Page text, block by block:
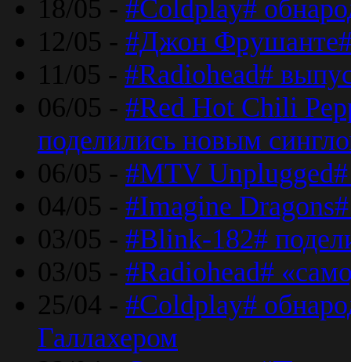
18/05 - #Coldplay#
12/05 - #Джон
11/05 - #Radiohead#
06/05 - #Red Hot Chili
поделились новым
06/05 - #MTV Unplugged#
04/05 - #Imagine
03/05 - #Blink-182#
03/05 - #Radiohead#
25/04 - #Coldplay#
Галлахером